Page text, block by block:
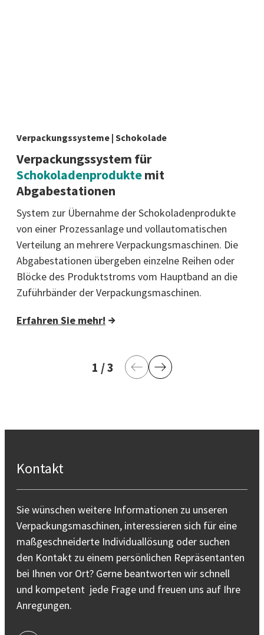
Verpackungssysteme | Schokolade
Verpackungssystem für
Schokoladenproduktemit
Abgabestationen
System zur Übernahme der Schokoladenprodukte
von einer Prozessanlage und vollautomatischen
Verteilung an mehrere Verpackungsmaschinen. Die
Abgabestationen übergeben einzelne Reihen oder
Blöcke des Produktstroms vom Hauptband an die
Zuführbänder der Verpackungsmaschinen.
Erfahren Sie mehr!
1 aktuelle Seite
/3 letzte Seite
Vorherige Seite
Nächste Seite
Kontakt
Sie wünschen weitere Informationen zu unseren
Verpackungsmaschinen, interessieren sich für eine
maßgeschneiderte Individuallösung oder suchen
den Kontakt zu einem persönlichen Repräsentanten
bei Ihnen vor Ort? Gerne beantworten wir schnell
und kompetent jede Frage und freuen uns auf Ihre
Anregungen.